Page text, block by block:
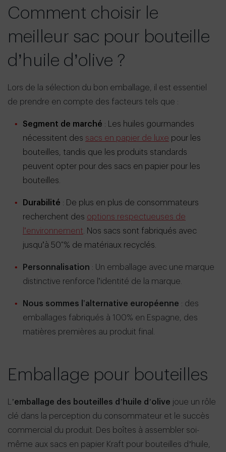
Comment choisir le
meilleur sac pour bouteille
d’huile d’olive ?
Lors de la sélection du bon emballage, il est essentiel
de prendre en compte des facteurs tels que :
Segment de marché : Les huiles gourmandes
nécessitent des sacs en papier de luxe pour les
bouteilles, tandis que les produits standards
peuvent opter pour des sacs en papier pour les
bouteilles.
Durabilité : De plus en plus de consommateurs
recherchent des options respectueuses de
l’environnement . Nos sacs sont fabriqués avec
jusqu’à 50 % de matériaux recyclés.
Personnalisation : Un emballage avec une marque
distinctive renforce l’identité de la marque.
Nous sommes l’alternative européenne : des
emballages fabriqués à 100% en Espagne, des
matières premières au produit final.
Emballage pour bouteilles
L’emballage des bouteilles d’huile d’olive joue un rôle
clé dans la perception du consommateur et le succès
commercial du produit. Des boîtes à assembler soi-
même aux sacs en papier Kraft pour bouteilles d’huile,